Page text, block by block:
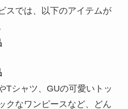
スでは、以下のアイテムが
Tシャツ、GUの可愛いトッ
クなワンピースなど、どん